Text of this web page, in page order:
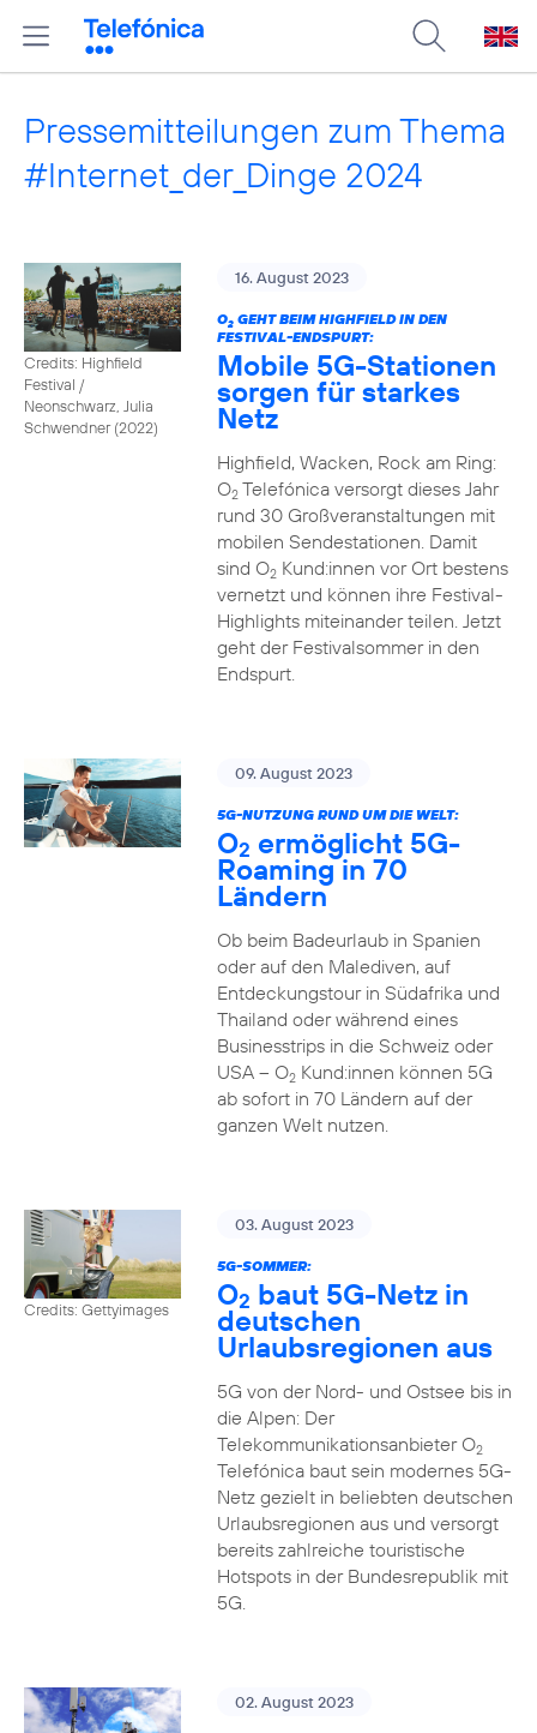
Pressemitteilungen zum Thema
#Internet_der_Dinge 2024
Credits: Highfield
Festival /
Neonschwarz, Julia
Schwendner (2022)
16. August 2023
O2GEHT BEIM HIGHFIELD IN DEN
FESTIVAL-ENDSPURT:
Mobile 5G-Stationen
sorgen für starkes
Netz
Highfield, Wacken, Rock am Ring:
O2Telefónica versorgt dieses Jahr
rund 30 Großveranstaltungen mit
mobilen Sendestationen. Damit
sind O2Kund:innen vor Ort bestens
vernetzt und können ihre Festival-
Highlights miteinander teilen. Jetzt
geht der Festivalsommer in den
Endspurt.
09. August 2023
5G-NUTZUNG RUND UM DIE WELT:
O2 ermöglicht 5G-
Roaming in 70
Ländern
Ob beim Badeurlaub in Spanien
oder auf den Malediven, auf
Entdeckungstour in Südafrika und
Thailand oder während eines
Businesstrips in die Schweiz oder
USA – O2Kund:innen können 5G
ab sofort in 70 Ländern auf der
ganzen Welt nutzen.
Credits: Gettyimages
03. August 2023
5G-SOMMER:
O2 baut 5G-Netz in
deutschen
Urlaubsregionen aus
5G von der Nord- und Ostsee bis in
die Alpen: Der
Telekommunikationsanbieter O2
Telefónica baut sein modernes 5G-
Netz gezielt in beliebten deutschen
Urlaubsregionen aus und versorgt
bereits zahlreiche touristische
Hotspots in der Bundesrepublik mit
5G.
02. August 2023